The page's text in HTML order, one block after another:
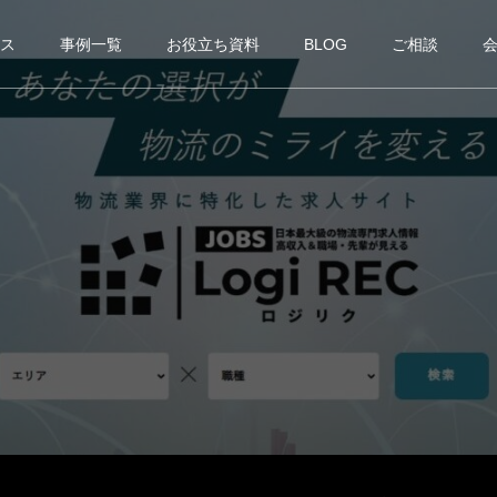
事例一覧 お役立ち資料 BLOG ご相談